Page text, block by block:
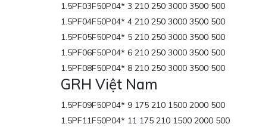
1.5PF03F50P04* 3 210 250 3000 3500 500
1.5PF04F50P04* 4 210 250 3000 3500 500
1.5PF05F50P04* 5 210 250 3000 3500 500
1.5PF06F50P04* 6 210 250 3000 3500 500
1.5PF08F50P04* 8 210 250 3000 3500 500
GRH Việt Nam
1.5PF09F50P04* 9 175 210 1500 2000 500
1.5PF11F50P04* 11 175 210 1500 2000 500